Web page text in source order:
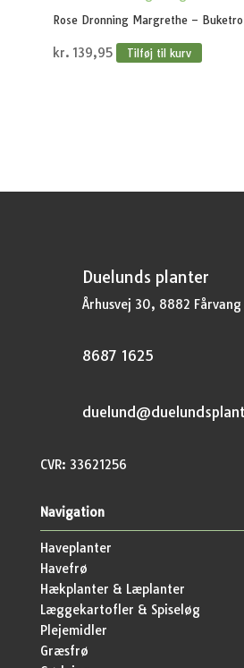
Rose Dronning Margrethe –
kr. 139,95 Tilføj til kurv
Duelunds planter
Århusvej 30, 8882 Fårvang
8687 1625
CVR: 33621256
Navigation
Haveplanter
Havefrø
Hækplanter & Læplanter
Læggekartofler & Spiseløg
Plejemidler
Græsfrø